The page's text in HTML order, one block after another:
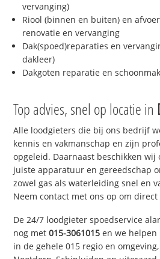
vervanging)
Riool (binnen en buiten) en
renovatie en vervanging
Dak(spoed)reparaties en
dakleer)
Dakgoten reparatie en
Top advies, snel op locatie in
Alle loodgieters die bij ons bedrijf
kennis en vakmanschap en zijn
opgeleid. Daarnaast beschikken wij
juiste apparatuur en gereedschap
zowel gas als waterleiding snel en
Neem contact met ons op om
De 24/7 loodgieter spoedservice
nog met015-3061015 en we
in de gehele 015 regio en